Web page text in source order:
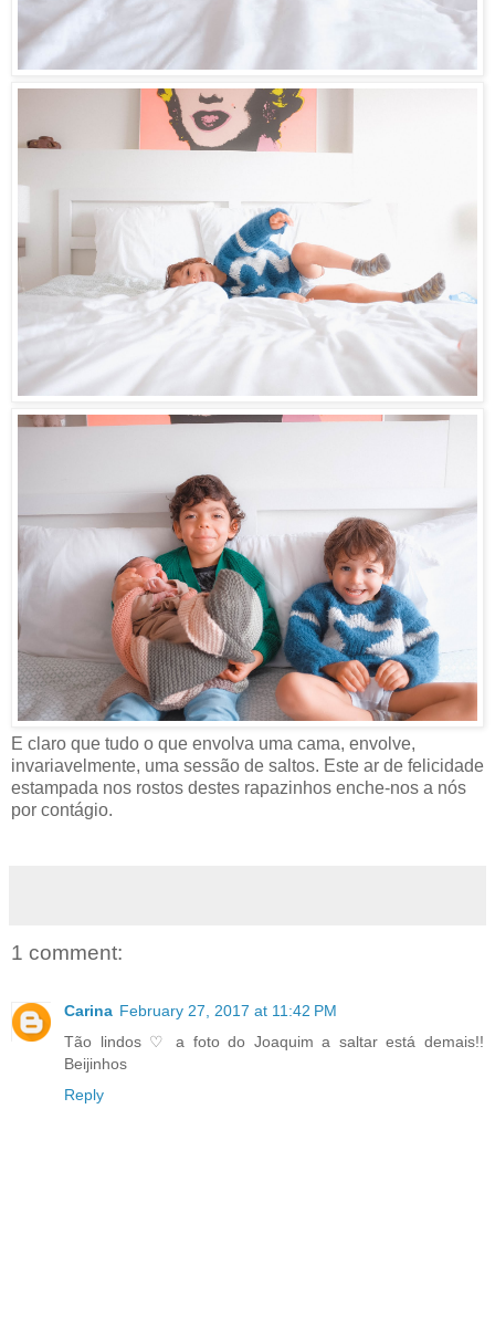
E claro que tudo o que envolva uma cama, envolve,
invariavelmente, uma sessão de saltos. Este ar de felicidade
estampada nos rostos destes rapazinhos enche-nos a nós
por contágio.
1 comment:
Carina February 27, 2017 at 11:42 PM
Tão lindos ♡ a foto do Joaquim a saltar está demais!!
Beijinhos
Reply